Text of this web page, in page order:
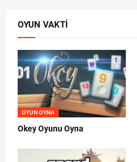
OYUN VAKTI
OYUN OYNA
Okey Oyunu Oyna